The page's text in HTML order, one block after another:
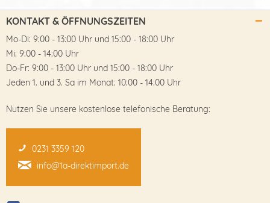
KONTAKT & ÖFFNUNGSZEITEN
Mo-Di: 9:00 - 13:00 Uhr und 15:00 - 18:00 Uhr
Mi: 9:00 - 14:00 Uhr
Do-Fr: 9:00 - 13:00 Uhr und 15:00 - 18:00 Uhr
Jeden 1. und 3. Sa im Monat: 10:00 - 14:00 Uhr
Nutzen Sie unsere kostenlose telefonische Beratung:
0231 3359 120
info@1a-direktimport.de